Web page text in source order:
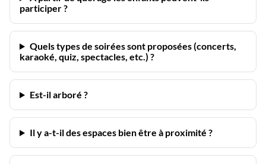
participer ?
Quels types de soirées sont proposées (concerts,
karaoké, quiz, spectacles, etc.) ?
Est-il arboré ?
Il y a-t-il des espaces bien être à proximité ?